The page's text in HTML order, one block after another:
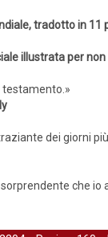
tradotto in 11
illustrata per
testamento.»
dei giorni
sorprendente che io